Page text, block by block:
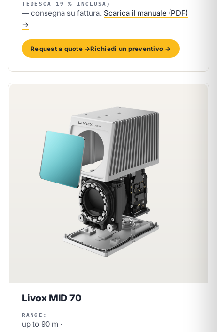
TEDESCA 19 % INCLUSA)
— consegna su fattura. Scarica il manuale (PDF)
→
Request a quote →Richiedi un preventivo →
Livox MID 70
RANGE:
up to 90 m ·